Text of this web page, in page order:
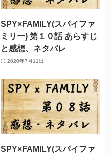
SPY×FAMILY(スパイファ
ミリー) 第１０話 あらすじ
と感想、ネタバレ
2020年7月11日
SPY×FAMILY(スパイファ